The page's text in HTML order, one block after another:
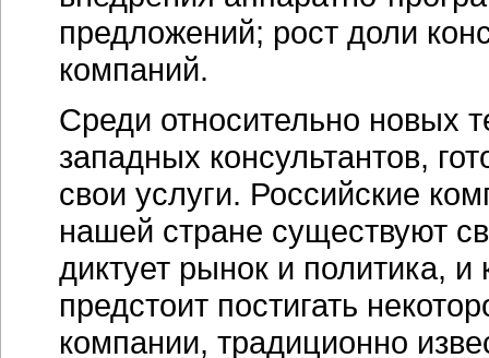
предложений; рост доли
компаний.
Среди относительно новых
западных консультантов,
свои услуги. Российские
нашей стране существуют
диктует рынок и политика,
предстоит постигать
компании, традиционно